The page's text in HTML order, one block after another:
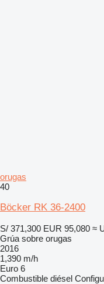
orugas
40
Böcker RK 36-2400
S/ 371,300 EUR 95,080 ≈
Grúa sobre orugas
2016
1,390 m/h
Euro 6
Combustible diésel